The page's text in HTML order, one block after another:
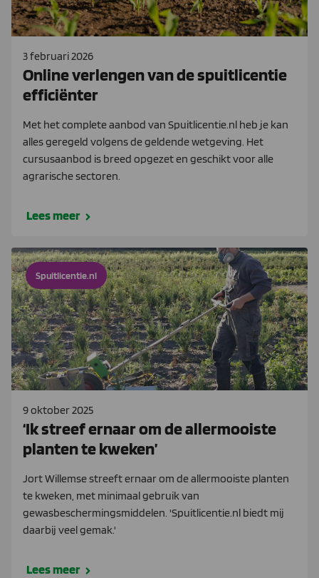
3 februari 2026
Online verlengen van de spuitlicentie
efficiënter
Met het complete aanbod van Spuitlicentie.nl heb je kan
alles geregeld volgens de geldende wetgeving. Het
cursusaanbod is breed opgezet en geschikt voor alle
agrarische sectoren.
Lees meer
Spuitlicentie.nl
9 oktober 2025
‘Ik streef ernaar om de allermooiste
planten te kweken’
Jort Willemse streeft ernaar om de allermooiste planten
te kweken, met minimaal gebruik van
gewasbeschermingsmiddelen. 'Spuitlicentie.nl biedt mij
daarbij veel gemak.'
Lees meer